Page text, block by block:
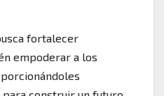
fortalecer
empoderar a los